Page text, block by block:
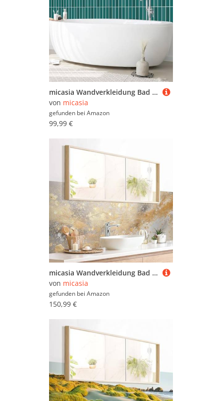
micasia Wandverkleidung Bad selbstklebend wasserfest mit Motiv fugenlos Wandpaneel - made in Germany - Design Hartfolie matt petrol Badrückwand Fliesenoptik Unifarben statt Fliesen 1425-P (150x60cm)
von micasia
gefunden bei Amazon
99,99 €
micasia Wandverkleidung Bad selbstklebend wasserfest Muster fugenlos Wandpaneel - made in Germany - Design Hartfolie matt gold Badrückwand Abstrakt statt Fliesen 1001-P (245x70cm)
von micasia
gefunden bei Amazon
150,99 €